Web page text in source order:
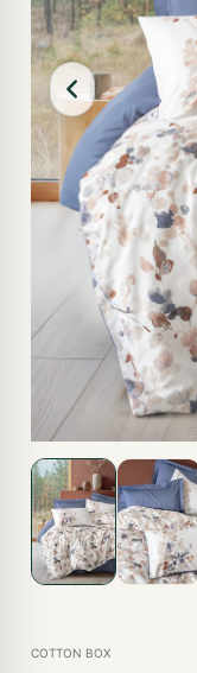
COTTON BOX